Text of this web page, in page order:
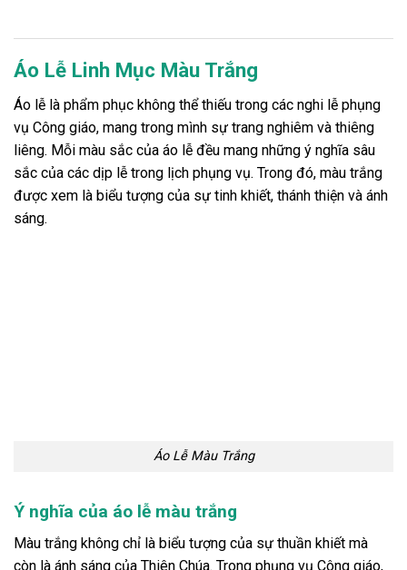
Áo Lễ Linh Mục Màu Trắng
Áo lễ là phẩm phục không thể thiếu trong các nghi lễ phụng
vụ Công giáo, mang trong mình sự trang nghiêm và thiêng
liêng. Mỗi màu sắc của áo lễ đều mang những ý nghĩa sâu
sắc của các dịp lễ trong lịch phụng vụ. Trong đó, màu trắng
được xem là biểu tượng của sự tinh khiết, thánh thiện và ánh
sáng.
Áo Lễ Màu Trắng
Ý nghĩa của áo lễ màu trắng
Màu trắng không chỉ là biểu tượng của sự thuần khiết mà
còn là ánh sáng của Thiên Chúa. Trong phụng vụ Công giáo,